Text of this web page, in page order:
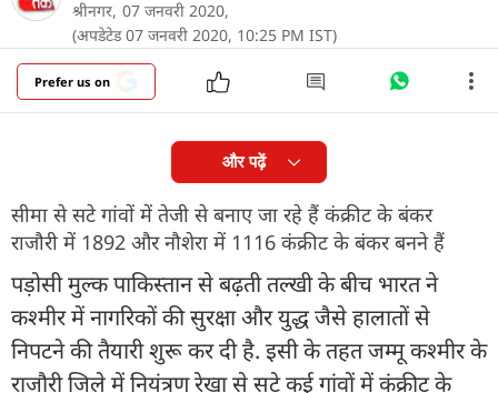
श्रीनगर, 07 जनवरी 2020,
(अपडेटेड 07 जनवरी 2020, 10:25 PM IST)
Prefer us on
और पढ़ें
सीमा से सटे गांवों में तेजी से बनाए जा रहे हैं कंक्रीट के बंकर
राजौरी में 1892 और नौशेरा में 1116 कंक्रीट के बंकर बनने हैं
पड़ोसी मुल्क पाकिस्तान से बढ़ती तल्खी के बीच भारत ने
कश्मीर में नागरिकों की सुरक्षा और युद्ध जैसे हालातों से
निपटने की तैयारी शुरू कर दी है. इसी के तहत जम्मू कश्मीर के
राजौरी जिले में नियंत्रण रेखा से सटे कई गांवों में कंक्रीट के